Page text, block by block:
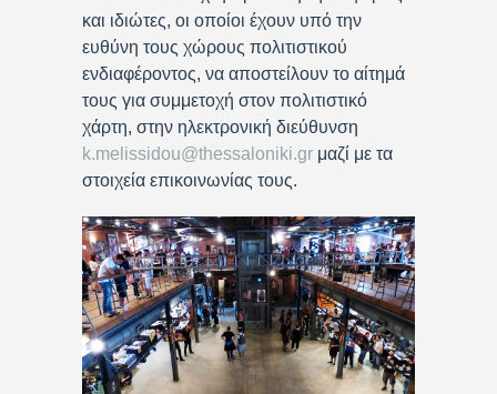
και ιδιώτες, οι οποίοι έχουν υπό την
ευθύνη τους χώρους πολιτιστικού
ενδιαφέροντος, να αποστείλουν το αίτημά
τους για συμμετοχή στον πολιτιστικό
χάρτη, στην ηλεκτρονική διεύθυνση
k.melissidou@thessaloniki.gr μαζί με τα
στοιχεία επικοινωνίας τους.